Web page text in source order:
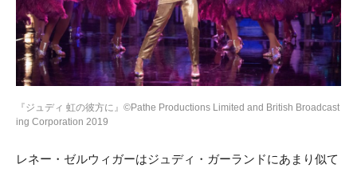
『ジュディ 虹の彼方に』©Pathe Productions Limited and British Broadcast
ing Corporation 2019
レネー・ゼルウィガーはジュディ・ガーランドにあまり似て